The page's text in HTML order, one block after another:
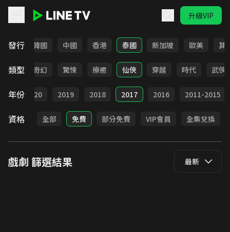
升級VIP
發行
日本 韓國 中國 香港 泰國 新加坡 歐美 其
類型
BL 奇幻 驚悚 療癒 仙俠 穿越 時代 武俠
年份 2020 2019 2018 2017 2016 2011-2015
資格 全部 免費 部分免費 VIP會員 全集兌換
戲劇 篩選結果 最新